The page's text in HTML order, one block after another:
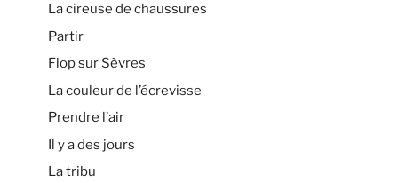
La cireuse de chaussures
Partir
Flop sur Sèvres
La couleur de l’écrevisse
Prendre l’air
Il y a des jours
La tribu